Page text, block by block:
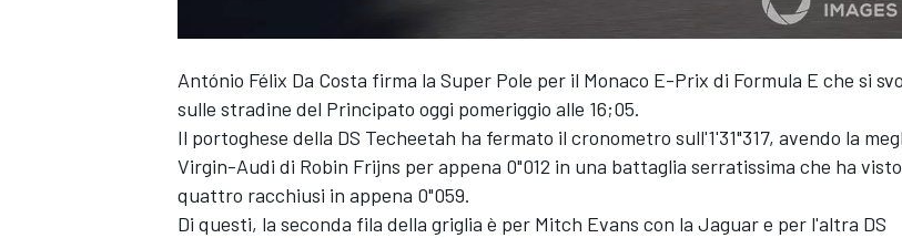
António Félix Da Costa firma la Super Pole per il Monaco E-Prix di Formula E che si
sulle stradine del Principato oggi pomeriggio alle 16;05.
Il portoghese della DS Techeetah ha fermato il cronometro sull'1'31"317, avendo la
Virgin-Audi di Robin Frijns per appena 0"012 in una battaglia serratissima che ha
quattro racchiusi in appena 0"059.
Di questi, la seconda fila della griglia è per Mitch Evans con la Jaguar e per l'altra DS